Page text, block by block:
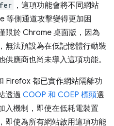
，這項功能會將不同網站
等側通道攻擊變得更加困
限於 Chrome 桌面版，因為
無法預設為在低記憶體行動裝
應商也尚未導入這項功能。
Firefox 都已實作網站隔離功
透過 COOP 和 COEP 標頭選
入機制，即使在低耗電裝置
即使為所有網站啟用這項功能